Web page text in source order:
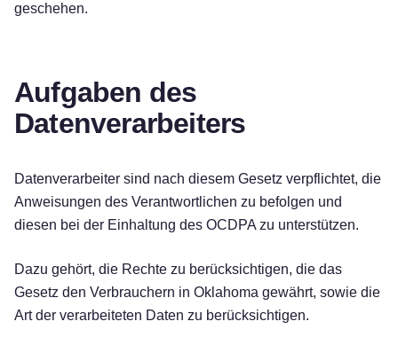
geschehen.
Aufgaben des
Datenverarbeiters
Datenverarbeiter sind nach diesem Gesetz verpflichtet, die
Anweisungen des Verantwortlichen zu befolgen und
diesen bei der Einhaltung des OCDPA zu unterstützen.
Dazu gehört, die Rechte zu berücksichtigen, die das
Gesetz den Verbrauchern in Oklahoma gewährt, sowie die
Art der verarbeiteten Daten zu berücksichtigen.